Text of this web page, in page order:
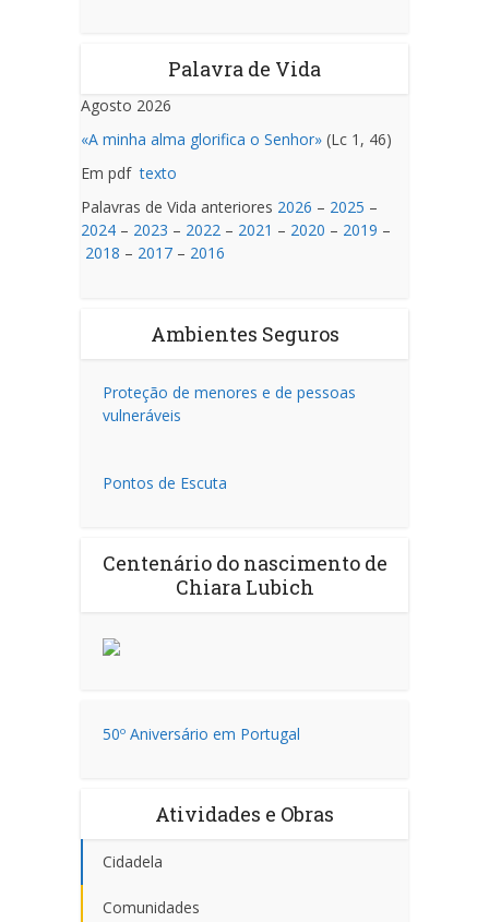
Palavra de Vida
Agosto 2026
«A minha alma glorifica o Senhor» (Lc 1, 46)
Em pdftexto
Palavras de Vida anteriores 2026 – 2025 –
2024 – 2023 – 2022 – 2021 – 2020 – 2019 –
2018 – 2017 – 2016
Ambientes Seguros
Proteção de menores e de pessoas
vulneráveis
Pontos de Escuta
Centenário do nascimento de
Chiara Lubich
50º Aniversário em Portugal
Atividades e Obras
Cidadela
Comunidades